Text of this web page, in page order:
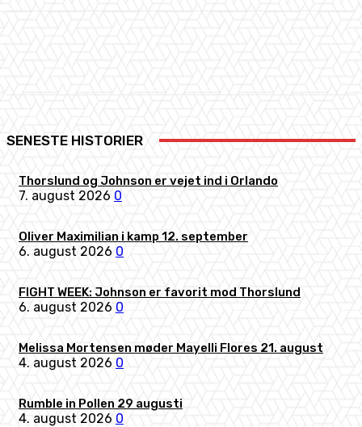
SENESTE HISTORIER
Thorslund og Johnson er vejet ind i Orlando
7. august 2026 0
Oliver Maximilian i kamp 12. september
6. august 2026 0
FIGHT WEEK: Johnson er favorit mod Thorslund
6. august 2026 0
Melissa Mortensen møder Mayelli Flores 21. august
4. august 2026 0
Rumble in Pollen 29 augusti
4. august 2026 0